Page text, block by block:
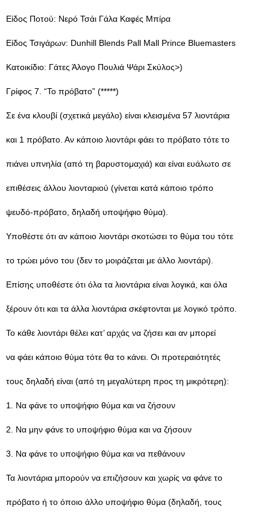
Είδος Ποτού: Νερό Τσάι Γάλα Καφές Μπίρα
Είδος Τσιγάρων: Dunhill Blends Pall Mall Prince Bluemasters
Κατοικίδιο: Γάτες Άλογο Πουλιά Ψάρι Σκύλος>)
Γρίφος 7. “Το πρόβατο” (*****)
Σε ένα κλουβί (σχετικά μεγάλο) είναι κλεισμένα 57 λιοντάρια
και 1 πρόβατο. Αν κάποιο λιοντάρι φάει το πρόβατο τότε το
πιάνει υπνηλία (από τη βαρυστομαχιά) και είναι ευάλωτο σε
επιθέσεις άλλου λιονταριού (γίνεται κατά κάποιο τρόπο
ψευδό-πρόβατο, δηλαδή υποψήφιο θύμα).
Υποθέστε ότι αν κάποιο λιοντάρι σκοτώσει το θύμα του τότε
το τρώει μόνο του (δεν το μοιράζεται με άλλο λιοντάρι).
Επίσης υποθέστε ότι όλα τα λιοντάρια είναι λογικά, και όλα
ξέρουν ότι και τα άλλα λιοντάρια σκέφτονται με λογικό τρόπο.
Το κάθε λιοντάρι θέλει κατ’ αρχάς να ζήσει και αν μπορεί
να φάει κάποιο θύμα τότε θα το κάνει. Οι προτεραιότητές
τους δηλαδή είναι (από τη μεγαλύτερη προς τη μικρότερη):
1. Να φάνε το υποψήφιο θύμα και να ζήσουν
2. Να μην φάνε το υποψήφιο θύμα και να ζήσουν
3. Να φάνε το υποψήφιο θύμα και να πεθάνουν
Τα λιοντάρια μπορούν να επιζήσουν και χωρίς να φάνε το
πρόβατο ή το όποιο άλλο υποψήφιο θύμα (δηλαδή, τους